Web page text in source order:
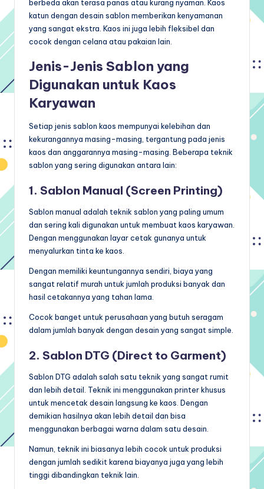
berbeda akan terasa panas atau kurang nyaman. Kaos
katun dengan desain sablon memberikan kenyamanan
yang sangat ekstra. Kaos ini juga lebih fleksibel dan
cocok dengan celana atau pakaian lain.
Jenis-Jenis Sablon yang
Digunakan untuk Kaos
Karyawan
Setiap jenis sablon kaos mempunyai kelebihan dan
kekurangannya masing-masing, tergantung pada jenis
kaos dan anggarannya masing-masing. Beberapa teknik
sablon yang sering digunakan antara lain:
1. Sablon Manual (Screen Printing)
Sablon manual adalah teknik sablon yang paling umum
dan sering kali digunakan untuk membuat kaos karyawan.
Dengan menggunakan layar cetak gunanya untuk
menyalurkan tinta ke kaos.
Dengan memiliki keuntungannya sendiri, biaya yang
sangat relatif murah untuk jumlah produksi banyak dan
hasil cetakannya yang tahan lama.
Cocok banget untuk perusahaan yang butuh seragam
dalam jumlah banyak dengan desain yang sangat simple.
2. Sablon DTG (Direct to Garment)
Sablon DTG adalah salah satu teknik yang sangat rumit
dan lebih detail. Teknik ini menggunakan printer khusus
untuk mencetak desain langsung ke kaos. Dengan
demikian hasilnya akan lebih detail dan bisa
menggunakan berbagai warna dalam satu desain.
Namun, teknik ini biasanya lebih cocok untuk produksi
dengan jumlah sedikit karena biayanya juga yang lebih
tinggi dibandingkan teknik lain.